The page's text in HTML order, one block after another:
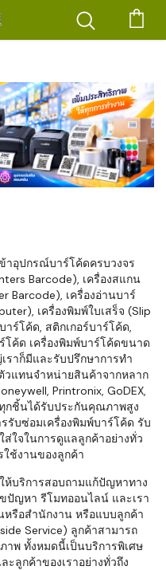
าอุปกรณ์บาร์โค้ดครบวงจร
Barcode), เครื่องสแกน
Barcode), เครื่องอ่านบาร์
เครื่องพิมพ์ใบเสร็จ (Slip
ร์โค้ด, สติกเกอร์บาร์โค้ด,
ค้ด เครื่องพิมพ์บาร์โค้ดขนาด
ราก็มีและรับปรึกษาการทำ
วแทนจำหน่ายสินค้าจากหลาก
Printronix, GoDEX,
ทุกชิ้นได้รับประกันคุณภาพสูง
รับซ่อมเครื่องพิมพ์บาร์โค้ด รับ
ส่ใจในการดูแลลูกค้าอย่างทั่ว
ช้งานของลูกค้า
ห้บริการสอบถามแก้ปัญหาทาง
ปัญหา รีโมทออนไลน์ และเรา
หรือสำนักงาน หรือแบบลูกค้า
Service) ลูกค้าสามารถ
พ ทั้งหมดนี้เป็นบริการพิเศษ
ลูกค้าของเราอย่างทั่วถึง